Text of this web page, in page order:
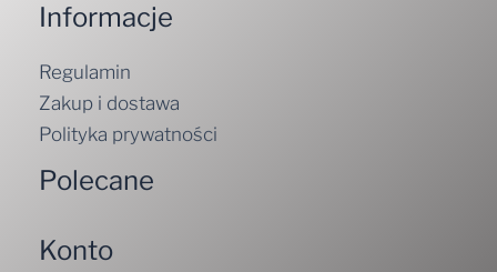
Informacje
Regulamin
Zakup i dostawa
Polityka prywatności
Polecane
Konto